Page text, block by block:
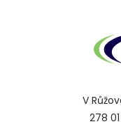
V
278